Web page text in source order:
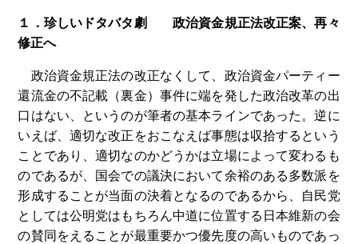
１．珍しいドタバタ劇 政治資金規正法改正案、再々
修正へ
政治資金規正法の改正なくして、政治資金パーティー
還流金の不記載（裏金）事件に端を発した政治改革の出
口はない、というのが筆者の基本ラインであった。逆に
いえば、適切な改正をおこなえば事態は収拾するという
ことであり、適切なのかどうかは立場によって変わるも
のであるが、国会での議決において余裕のある多数派を
形成することが当面の決着となるのであるから、自民党
としては公明党はもちろん中道に位置する日本維新の会
の賛同をえることが最重要かつ優先度の高いものであっ